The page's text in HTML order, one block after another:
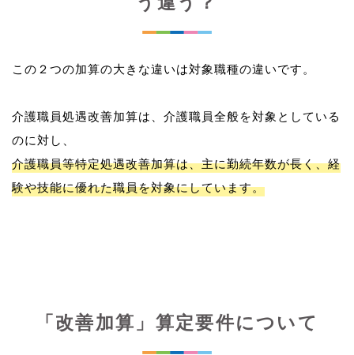
この２つの加算の大きな違いは対象職種の違いです。
介護職員処遇改善加算は、介護職員全般を対象としている
介護職員等特定処遇改善加算は、主に勤続年数が長く、経
験や技能に優れた職員を対象にしています。
「改善加算」算定要件について